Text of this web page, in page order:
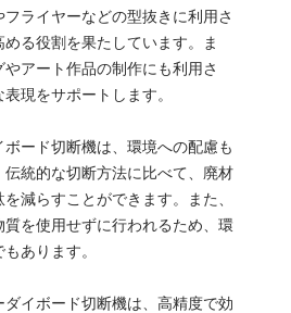
ライヤーなどの型抜きに利用さ
る役割を果たしています。ま
アート作品の制作にも利用さ
現をサポートします。
ード切断機は、環境への配慮も
統的な切断方法に比べて、廃材
減らすことができます。また、
を使用せずに行われるため、環
あります。
イボード切断機は、高精度で効